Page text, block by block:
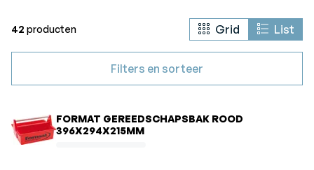
42 producten Grid List
Filters en sorteer
FORMAT GEREEDSCHAPSBAK ROOD
396X294X215MM